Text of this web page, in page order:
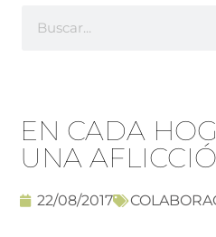
EN CADA
UNA
22/08/2017